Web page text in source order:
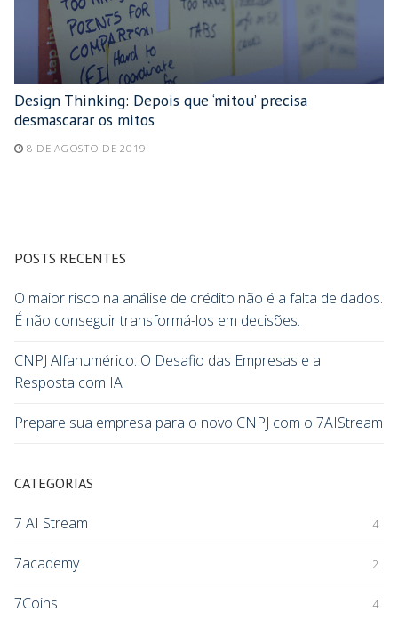
Design Thinking: Depois que ‘mitou’ precisa
desmascarar os mitos
8 DE AGOSTO DE 2019
POSTS RECENTES
O maior risco na análise de crédito não é a falta de dados.
É não conseguir transformá-los em decisões.
CNPJ Alfanumérico: O Desafio das Empresas e a
Resposta com IA
Prepare sua empresa para o novo CNPJ com o 7AIStream
CATEGORIAS
7 AI Stream 4
7academy 2
7Coins 4